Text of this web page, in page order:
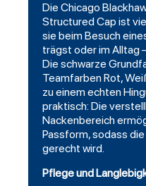
Die Chicago
Structured Cap ist
sie beim Besuch
trägst oder im Alltag
Die schwarze
Teamfarben Rot,
zu einem echten
praktisch: Die
Nackenbereich
Passform, sodass
gerecht wird.
Pflege und